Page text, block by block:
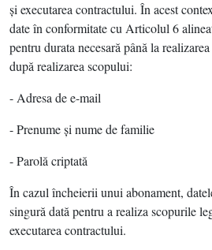
şi executarea contractului. În acest
date în conformitate cu Articolul 6
pentru durata necesară până la
după realizarea scopului:
- Adresa de e-mail
- Prenume şi nume de familie
- Parolă criptată
În cazul încheierii unui abonament,
singură dată pentru a realiza scopurile
executarea contractului.